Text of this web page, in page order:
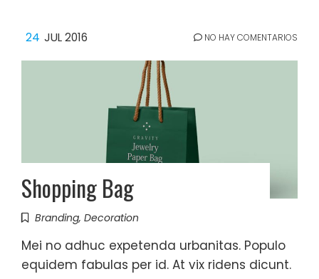
24 JUL 2016 NO HAY COMENTARIOS
Shopping Bag
Branding, Decoration
Mei no adhuc expetenda urbanitas. Populo
equidem fabulas per id. At vix ridens dicunt.